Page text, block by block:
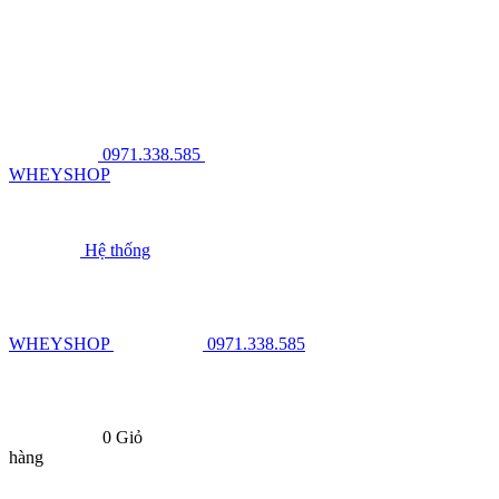
0971.338.585
WHEYSHOP
Hệ thống
WHEYSHOP 0971.338.585
0 Giỏ
hàng